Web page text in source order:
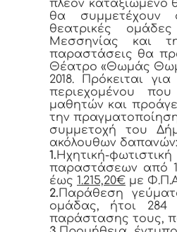
πλέον καταξιωμένο
θα συμμετέχουν
θεατρικές
Μεσσηνίας και
παραστάσεις θα
Θέατρο «Θωμάς
2018. Πρόκειται
περιεχομένου
μαθητών και
την
συμμετοχή του
ακόλουθων δαπανών:
1.Ηχητική-
παραστάσεων από
έως 1.215,20€ με
2.Παράθεση
ομάδας, ήτοι
παράστασης τους,